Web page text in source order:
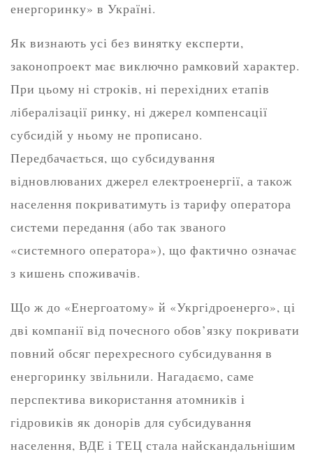
енергоринку» в Україні.
Як визнають усі без винятку експерти,
законопроект має виключно рамковий характер.
При цьому ні строків, ні перехідних етапів
лібералізації ринку, ні джерел компенсації
субсидій у ньому не прописано.
Передбачається, що субсидування
відновлюваних джерел електроенергії, а також
населення покриватимуть із тарифу оператора
системи передання (або так званого
«системного оператора»), що фактично означає
з кишень споживачів.
Що ж до «Енергоатому» й «Укргідроенерго», ці
дві компанії від почесного обов’язку покривати
повний обсяг перехресного субсидування в
енергоринку звільнили. Нагадаємо, саме
перспектива використання атомників і
гідровиків як донорів для субсидування
населення, ВДЕ і ТЕЦ стала найскандальнішим